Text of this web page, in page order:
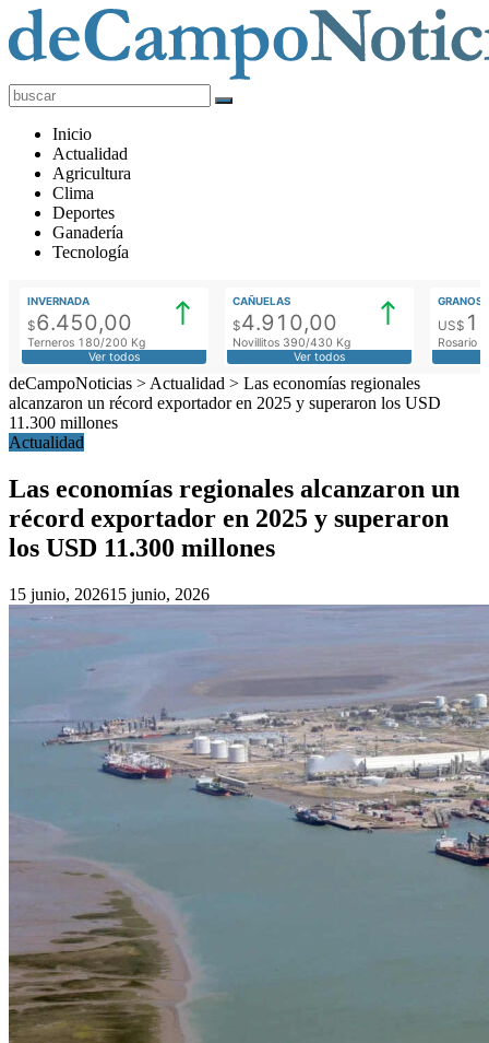
deCampoNoticias
Actualidad
Agropecuaria
Inicio
Actualidad
Agricultura
Clima
Deportes
Ganadería
Tecnología
INVERNADA
$6.450,00
Terneros 180/200 Kg
Ver todos
CAÑUELAS
$4.910,00
Novillitos 390/430 Kg
Ver todos
GRANOS
US$
Rosario
deCampoNoticias > Actualidad > Las economías regionales
alcanzaron un récord exportador en 2025 y superaron los USD
11.300 millones
Actualidad
Las economías regionales alcanzaron un
récord exportador en 2025 y superaron
los USD 11.300 millones
15 junio, 202615 junio, 2026